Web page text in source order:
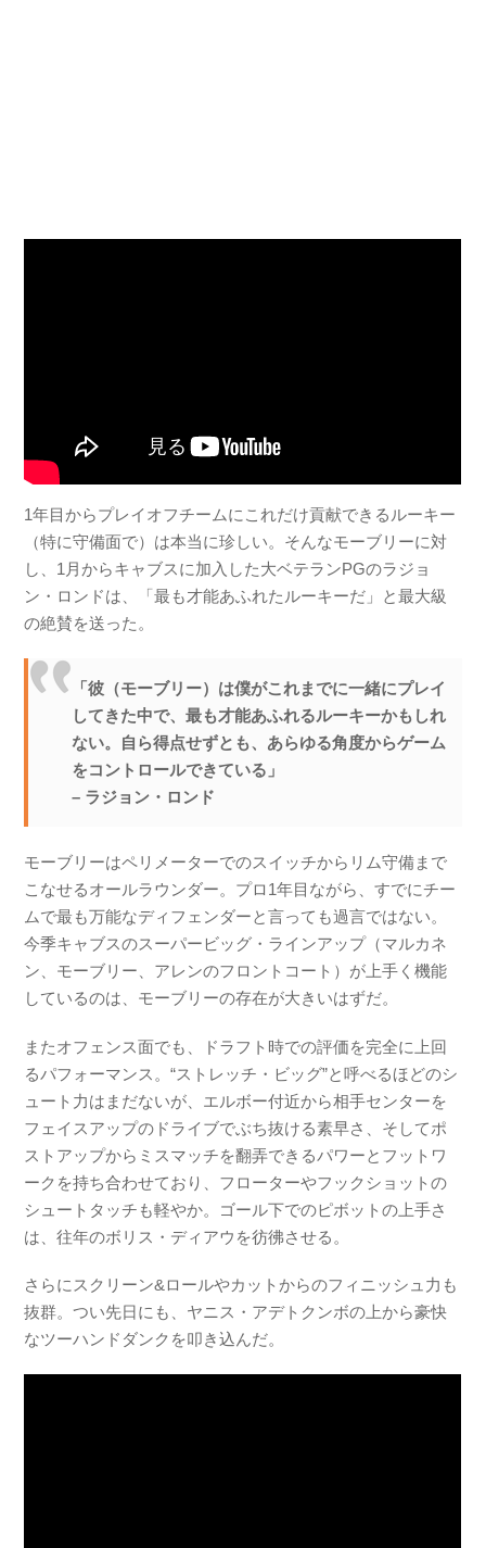
1年目からプレイオフチームにこれだけ貢献できるルーキー
（特に守備面で）は本当に珍しい。そんなモーブリーに対
し、1月からキャブスに加入した大ベテランPGのラジョ
ン・ロンドは、「最も才能あふれたルーキーだ」と最大級
の絶賛を送った。
「彼（モーブリー）は僕がこれまでに一緒にプレイ
してきた中で、最も才能あふれるルーキーかもしれ
ない。自ら得点せずとも、あらゆる角度からゲーム
をコントロールできている」
– ラジョン・ロンド
モーブリーはペリメーターでのスイッチからリム守備まで
こなせるオールラウンダー。プロ1年目ながら、すでにチー
ムで最も万能なディフェンダーと言っても過言ではない。
今季キャブスのスーパービッグ・ラインアップ（マルカネ
ン、モーブリー、アレンのフロントコート）が上手く機能
しているのは、モーブリーの存在が大きいはずだ。
またオフェンス面でも、ドラフト時での評価を完全に上回
るパフォーマンス。“ストレッチ・ビッグ”と呼べるほどのシ
ュート力はまだないが、エルボー付近から相手センターを
フェイスアップのドライブでぶち抜ける素早さ、そしてポ
ストアップからミスマッチを翻弄できるパワーとフットワ
ークを持ち合わせており、フローターやフックショットの
シュートタッチも軽やか。ゴール下でのピボットの上手さ
は、往年のボリス・ディアウを彷彿させる。
さらにスクリーン&ロールやカットからのフィニッシュ力も
抜群。つい先日にも、ヤニス・アデトクンボの上から豪快
なツーハンドダンクを叩き込んだ。